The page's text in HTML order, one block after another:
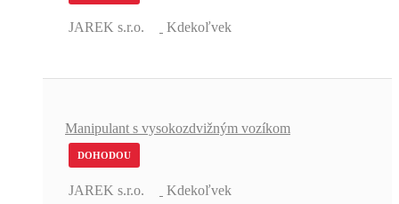
JAREK s.r.o. Kdekoľvek
Manipulant s vysokozdvižným vozíkom
DOHODOU
JAREK s.r.o. Kdekoľvek